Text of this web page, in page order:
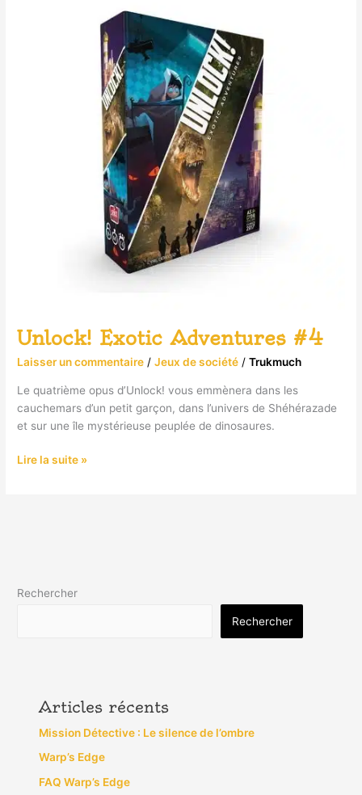
Unlock! Exotic Adventures #4
Laisser un commentaire /Jeux de société /Trukmuch
Le quatrième opus d’Unlock! vous emmènera dans les
cauchemars d’un petit garçon, dans l’univers de Shéhérazade
et sur une île mystérieuse peuplée de dinosaures.
Lire la suite »
Rechercher
Rechercher
Articles récents
Mission Détective : Le silence de l’ombre
Warp’s Edge
FAQ Warp’s Edge